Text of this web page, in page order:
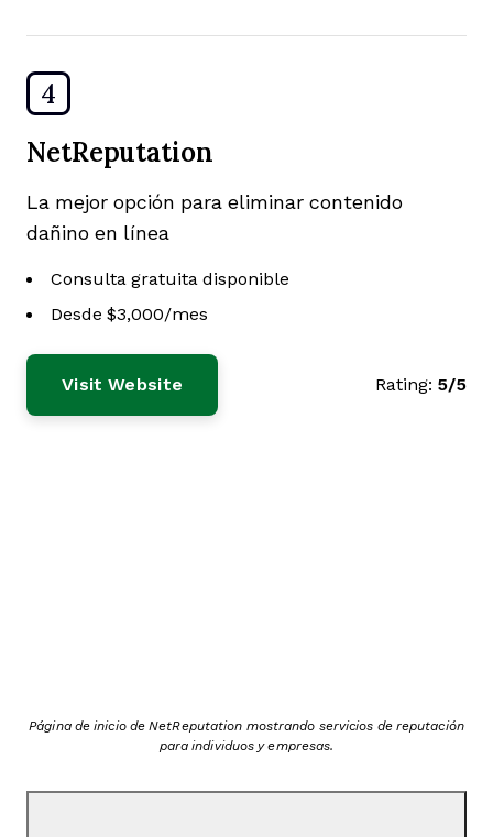
4
NetReputation
La mejor opción para eliminar contenido
dañino en línea
Consulta gratuita disponible
Desde $3,000/mes
Visit Website Rating: 5/5
Página de inicio de NetReputation mostrando servicios de reputación
para individuos y empresas.